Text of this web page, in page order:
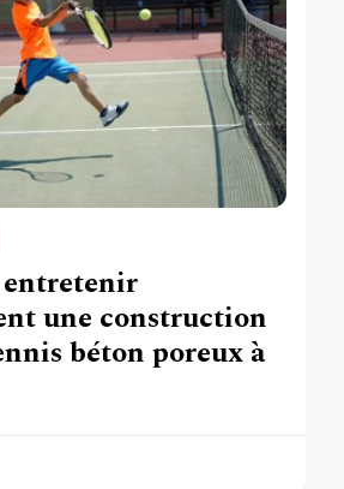
une construction
béton poreux à